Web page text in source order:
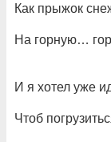
Как прыжок
На горную…
И я хотел уже
Чтоб